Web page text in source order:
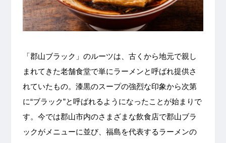
「郡山ブラック」のルーツは、古くから地元で親し
まれてきた老舗食堂で単にラーメンと呼ばれ提供さ
れていたもの。漆黒のスープの強烈な印象から次第
に“ブラック”と呼ばれるようになったことが始まりで
す。今では郡山市内のさまざまな飲食店で郡山ブラ
ックがメニューに並び、福島を代表するラーメンの